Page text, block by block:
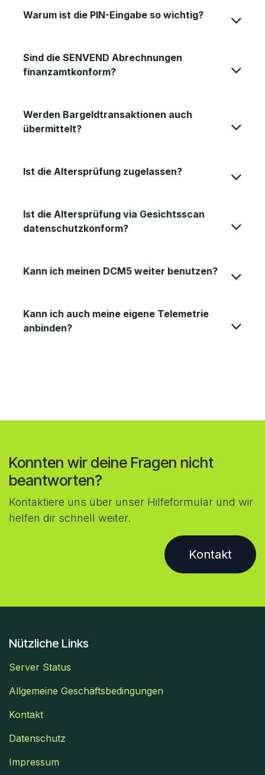
Warum ist die PIN-Eingabe so wichtig?
Sind die SENVEND Abrechnungen
finanzamtkonform?
Werden Bargeldtransaktionen auch
übermittelt?
Ist die Altersprüfung zugelassen?
Ist die Altersprüfung via Gesichtsscan
datenschutzkonform?
Kann ich meinen DCM5 weiter benutzen?
Kann ich auch meine eigene Telemetrie
anbinden?
Konnten wir deine Fragen nicht
beantworten?
Kontaktiere uns über unser Hilfeformular und wir
helfen dir schnell weiter.
Kontakt
Nützliche Links
Server Status
Allgemeine Geschäftsbedingungen
Kontakt
Datenschutz
Impressum